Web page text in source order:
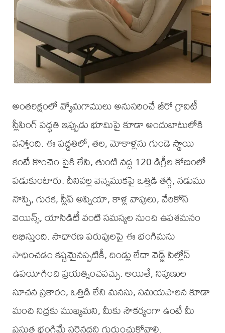
అంతరిక్షంలో వ్యోమగాములు అనుసరించే జీరో గ్రావిటీ
స్లీపింగ్ పద్ధతి ఇప్పుడు భూమిపై కూడా అందుబాటులోకి
వస్తోంది. ఈ పద్ధతిలో, తల, మోకాళ్లను గుండె స్థాయి
కంటే కొంచెం పైకి లేపి, తుంటి వద్ద 120 డిగ్రీల కోణంలో
పడుకుంటారు. దీనివల్ల వెన్నెముకపై ఒత్తిడి తగ్గి, నడుము
నొప్పి, గురక, స్లీప్ అప్నియా, కాళ్ల వాపులు, వేరికోస్
వెయిన్స్, యాసిడిటీ వంటి సమస్యల నుంచి ఉపశమనం
లభిస్తుంది. సాధారణ పరుపులపై ఈ భంగిమను
సాధించడం కష్టమైనప్పటికీ, దిండ్లు లేదా వెడ్జ్ పిల్లోస్
ఉపయోగించి ప్రయత్నించవచ్చు. అయితే, నిపుణుల
సూచన ప్రకారం, ఒత్తిడి లేని మనసు, సమయపాలన కూడా
మంచి నిద్రకు ముఖ్యమని, మీకు సౌకర్యంగా ఉంటే మీ
ప్రస్తుత భంగిమే సరైనదని గుర్తుంచుకోవాలి.